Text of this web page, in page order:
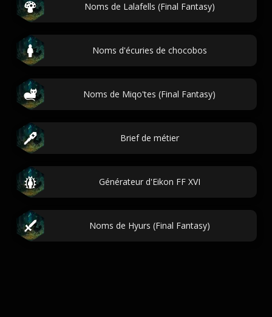
Noms de Lalafells (Final Fantasy)
Noms d'écuries de chocobos
Noms de Miqo'tes (Final Fantasy)
Brief de métier
Générateur d'Eikon FF XVI
Noms de Hyurs (Final Fantasy)